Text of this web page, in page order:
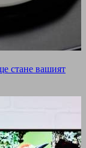
стане вашият